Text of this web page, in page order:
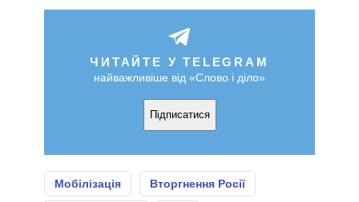
ЧИТАЙТЕ У TELEGRAM
найважливіше від «Слово і діло»
Підписатися
Мобілізація Вторгнення Росії